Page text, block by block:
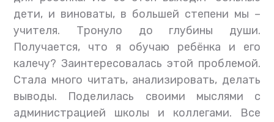
дети, и виноваты, в большей степени мы –
учителя. Тронуло до глубины души.
Получается, что я обучаю ребёнка и его
калечу? Заинтересовалась этой проблемой.
Стала много читать, анализировать, делать
выводы. Поделилась своими мыслями с
администрацией школы и коллегами. Все